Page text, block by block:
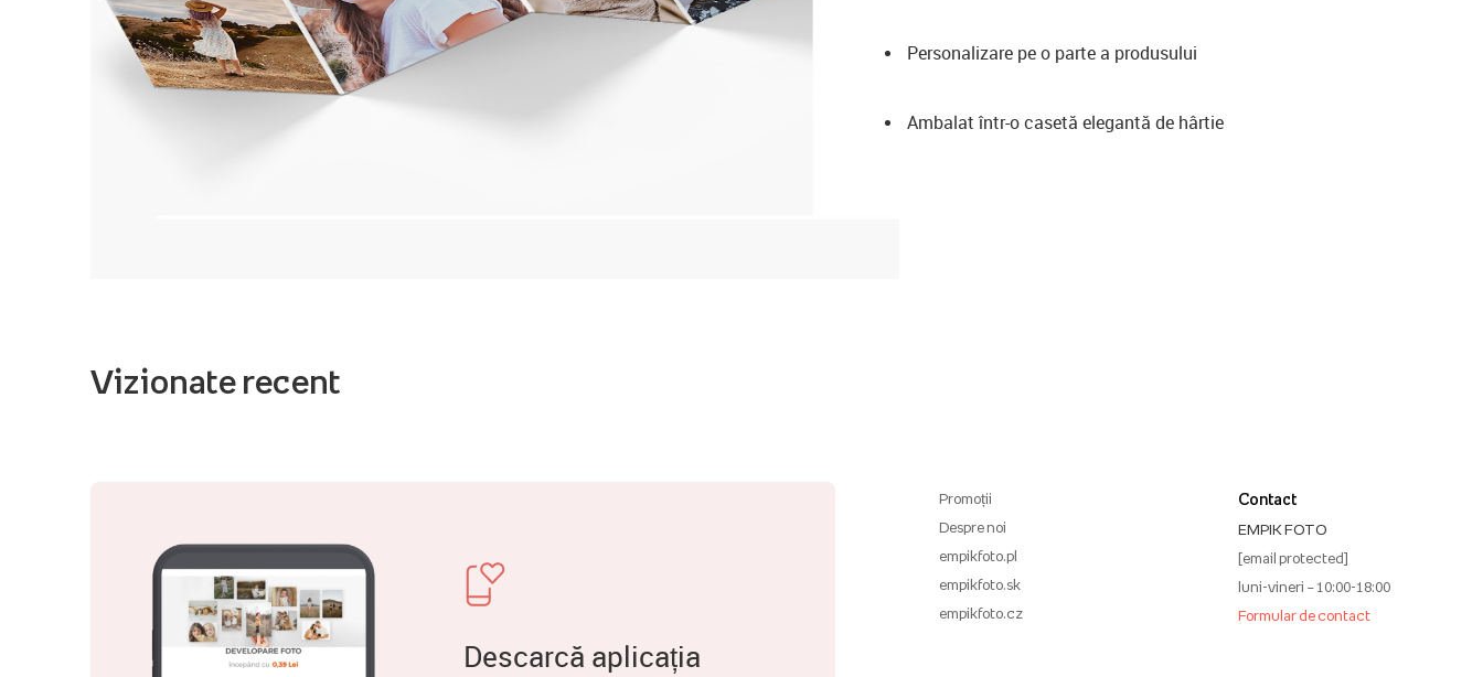
Personalizare pe o parte a produsului
Ambalat într-o casetă elegantă de hârtie
Vizionate recent
Descarcă aplicația
Promoții
Despre noi
empikfoto.pl
empikfoto.sk
empikfoto.cz
Contact
EMPIK FOTO
[email protected]
luni-vineri – 10:00-18:00
Formular de contact